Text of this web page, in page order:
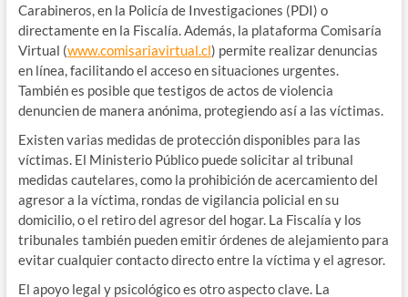
Carabineros, en la Policía de Investigaciones (PDI) o
directamente en la Fiscalía. Además, la plataforma Comisaría
Virtual (www.comisariavirtual.cl) permite realizar denuncias
en línea, facilitando el acceso en situaciones urgentes.
También es posible que testigos de actos de violencia
denuncien de manera anónima, protegiendo así a las víctimas.
Existen varias medidas de protección disponibles para las
víctimas. El Ministerio Público puede solicitar al tribunal
medidas cautelares, como la prohibición de acercamiento del
agresor a la víctima, rondas de vigilancia policial en su
domicilio, o el retiro del agresor del hogar. La Fiscalía y los
tribunales también pueden emitir órdenes de alejamiento para
evitar cualquier contacto directo entre la víctima y el agresor.
El apoyo legal y psicológico es otro aspecto clave. La